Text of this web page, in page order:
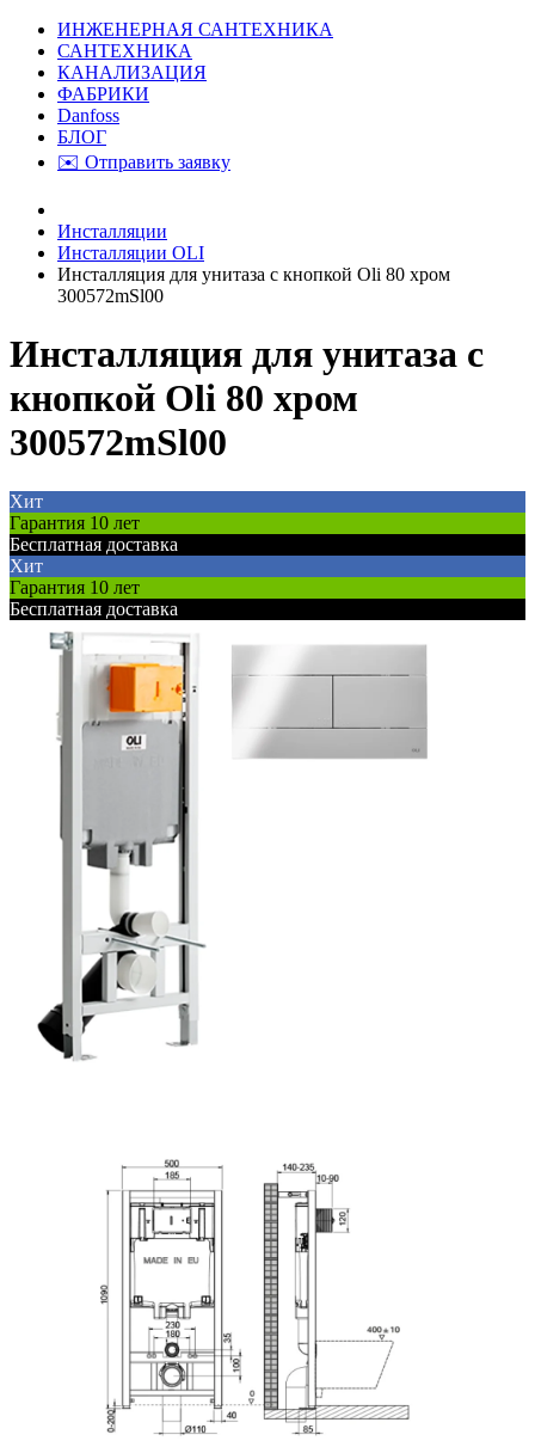
ИНЖЕНЕРНАЯ САНТЕХНИКА
САНТЕХНИКА
КАНАЛИЗАЦИЯ
ФАБРИКИ
Danfoss
БЛОГ
✉️ Отправить заявку
Инсталляции
Инсталляции OLI
Инсталляция для унитаза с кнопкой Oli 80 хром
300572mSl00
Инсталляция для унитаза с
кнопкой Oli 80 хром
300572mSl00
Хит
Гарантия 10 лет
Бесплатная доставка
Хит
Гарантия 10 лет
Бесплатная доставка